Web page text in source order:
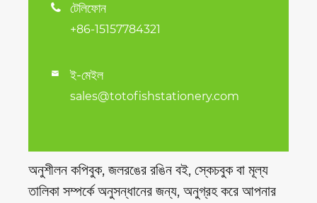
 টেলিফোন
+86-15157784321
 ই-মেইল
sales@totofishstationery.com
অনুশীলন কপিবুক, জলরঙের রঙিন বই, স্কেচবুক বা মূল্য
তালিকা সম্পর্কে অনুসন্ধানের জন্য, অনুগ্রহ করে আপনার